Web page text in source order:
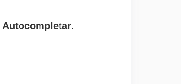
Autocompletar.